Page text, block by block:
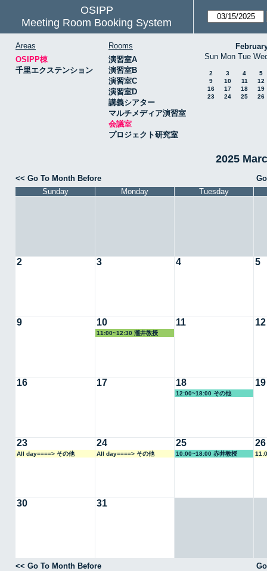
OSIPP
Meeting Room Booking System
Areas
OSIPP棟
千里エクステンション
Rooms
演習室A
演習室B
演習室C
演習室D
講義シアター
マルチメディア演習室
会議室
プロジェクト研究室
Sun Mon Tue
2 3 4
5
9
10 11
12
16
17 18
19
23
24 25 26
2025
<< Go To Month Before
Sunday
Monday Tuesday
2 3 4 5
9 10
11:00~12:30 瀧井教授
11 12
16 17 18
12:00~18:00 その他
19
23
All day====> その他
24
All day====> その他
25
10:00~18:00 赤井教授
26
30 31
<< Go To Month Before